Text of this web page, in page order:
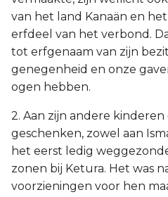
van het land Kanaän en
erfdeel van het verbond.
tot erfgenaam van zijn
genegenheid en onze
ogen hebben.
2. Aan zijn andere kinderen
geschenken, zowel aan
het eerst ledig
zonen bij Ketura. Het was
voorzieningen voor hen